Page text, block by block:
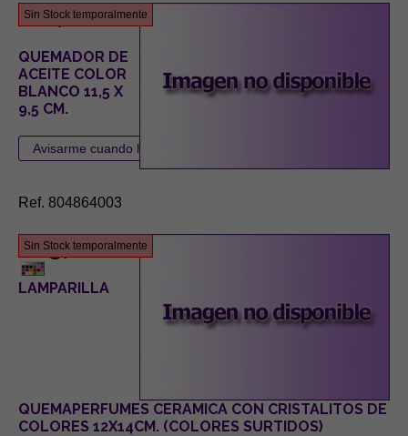
Sin Stock temporalmente
0,00 €
QUEMADOR DE
ACEITE COLOR
BLANCO 11,5 X
9,5 CM.
Ref. 804864003
Sin Stock temporalmente
13,00 €
LAMPARILLA
QUEMAPERFUMES CERAMICA CON CRISTALITOS DE
COLORES 12X14CM. (COLORES SURTIDOS)